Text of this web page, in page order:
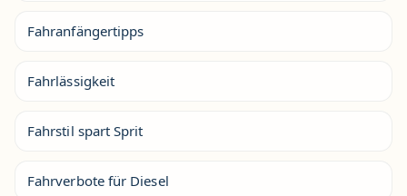
Fahranfängertipps
Fahrlässigkeit
Fahrstil spart Sprit
Fahrverbote für Diesel